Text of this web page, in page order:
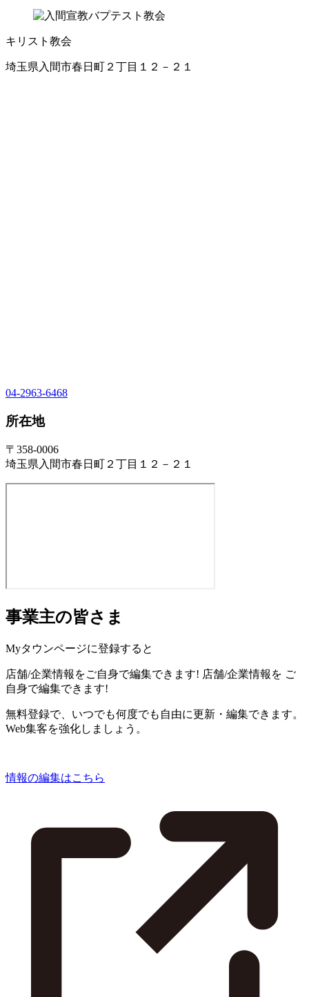
キリスト教会
埼玉県入間市春日町２丁目１２－２１
04-2963-6468
所在地
〒358-0006
埼玉県入間市春日町２丁目１２－２１
事業主の皆さま
Myタウンページに登録すると
店舗/企業情報をご自身で編集できます! 店舗/企業情報を ご
自身で編集できます!
無料登録で、いつでも何度でも自由に更新・編集できます。
Web集客を強化しましょう。
情報の編集はこちら